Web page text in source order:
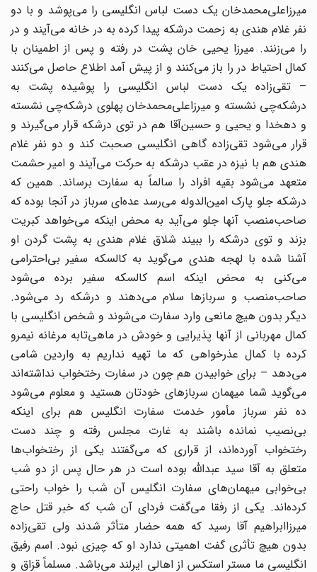
میرزاعلی‌محمدخان یک دست لباس انگلیسی را می‌پوشد و با دو
نفر غلام هندی به زحمت درشکه پیدا ‌کرده به در خانه می‌آیند و در
را می‌زنند. میرزا یحیی خان پشت در رفته و پس از اطمینان با
کمال احتیاط ‌در را باز می‌کنند و از پیش آمد اطلاع حاصل می‌کنند
– تقی‌زاده یک دست لباس انگلیسی را پوشیده پشت ‌به
درشکه‌چی نشسته و میرزاعلی‌محمدخان پهلوی درشکه‌چی نشسته
و دهخدا و یحیی و حسین‌آقا هم در ‌توی درشکه قرار می‌گیرند و
قرار می‌شود تقی‌زاده گاهی انگلیسی صحبت کند و دو نفر غلام
هندی هم با ‌نیزه در عقب درشکه به حرکت می‌آیند و امیر حشمت
متعهد می‌شود بقیه افراد را سالماً به سفارت برساند. ‌همین که
درشکه جلو پارک امین‌الدوله می‌رسد عده‌ای سرباز در آنجا بوده که
صاحب‌منصب آنها جلو ‌می‌آید به محض اینکه می‌خواهد کبریت
بزند و توی درشکه را ببیند شلاق غلام هندی به پشت گردن او
‌آشنا شده با لهجه هندی می‌گوید به کالسکه سفیر بی‌احترامی
می‌کنی به محض اینکه اسم کالسکه سفیر ‌برده می‌شود
صاحب‌منصب و سربازها سلام می‌دهند و درشکه رد می‌شود.
دیگر بدون هیچ مانعی وارد ‌سفارت می‌شوند و شخص انگلیسی با
کمال مهربانی از آنها پذیرایی و خودش در ماهی‌تابه مرغانه نیمرو
‌کرده با کمال عذرخواهی که ما تهیه نداریم به واردین شامی
می‌دهد – برای خوابیدن هم چون در سفارت ‌رختخواب نداشته‌اند
می‌گوید شما میهمان سربازهای خودتان هستید و معلوم می‌شود
ده نفر سرباز مأمور ‌خدمت سفارت انگلیس هم برای اینکه
بی‌نصیب نمانده باشند به غارت مجلس رفته و چند دست
‌رختخواب آورده‌اند، از قراری که می‌گفتند یکی از رختخواب‌ها
متعلق به آقا سید عبدالله بوده است در هر ‌حال پس از دو شب
بی‌خوابی میهمان‌های سفارت انگلیس آن شب را خواب راحتی
کرده‌اند.‌ یکی از رفقا می‌گفت فردای آن شب که خبر قتل حاج
میرزاابراهیم آقا رسید که همه حضار متأثر شدند ‌ولی تقی‌زاده
بدون هیچ تأثری گفت اهمیتی ندارد او که چیزی نبود. اسم رفیق
انگلیسی ما مستر استکس از ‌اهالی ایرلند می‌باشد. مسلماً‌ قزاق و